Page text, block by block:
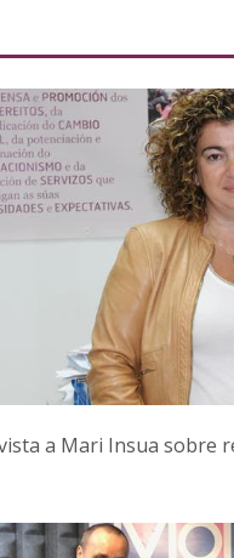
a Mari Insua sobre